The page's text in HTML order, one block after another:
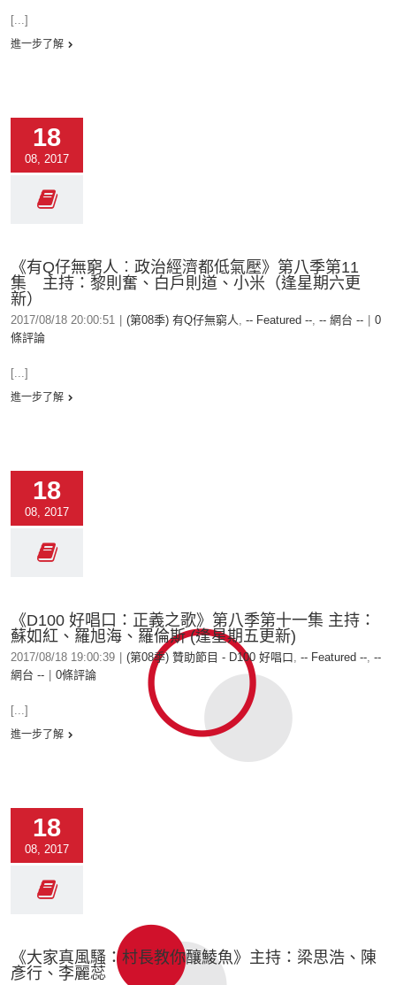
[...]
進一步了解
18
08, 2017
《有Q仔無窮人︰政治經濟都低氣壓》第八季第11
集 主持：黎則奮、白戶則道、小米（逢星期六更
新）
2017/08/18 20:00:51 (第08季) 有Q仔無窮人, -- Featured --, -- 網台 --
0
條評論
[...]
進一步了解
18
08, 2017
《D100 好唱口：正義之歌》第八季第十一集 主持：
蘇如紅、羅旭海、羅倫斯 (逢星期五更新)
2017/08/18 19:00:39 (第08季) 贊助節目 - D100 好唱口, -- Featured --, --
網台 --
0條評論
[...]
進一步了解
18
08, 2017
《大家真風騷：村長教你釀鯪魚》主持：梁思浩、陳
彥行、李麗蕊